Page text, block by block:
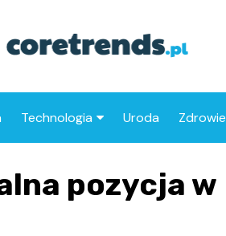
Technologia
Motoryzacja
Uroda Zdrowie
pozycja w